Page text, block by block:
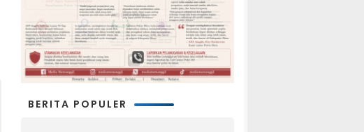
BERITA POPULER